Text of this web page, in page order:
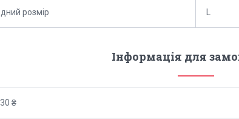
розмір L
Інформація для
₴